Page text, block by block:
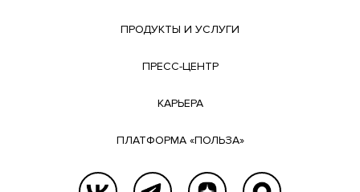
ПРОДУКТЫ И УСЛУГИ
ПРЕСС-ЦЕНТР
КАРЬЕРА
ПЛАТФОРМА «ПОЛЬЗА»